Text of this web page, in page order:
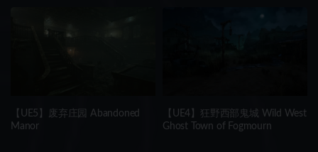
【UE5】废弃庄园 Abandoned
Manor
【UE4】狂野西部鬼城 Wild West
Ghost Town of Fogmourn